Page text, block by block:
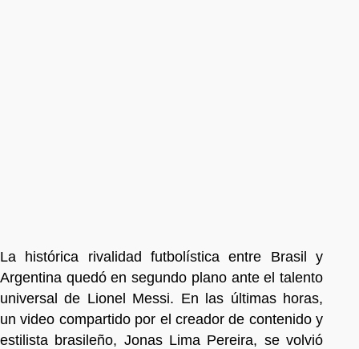
La histórica rivalidad futbolística entre Brasil y
Argentina quedó en segundo plano ante el talento
universal de Lionel Messi. En las últimas horas,
un video compartido por el creador de contenido y
estilista brasileño, Jonas Lima Pereira, se volvió